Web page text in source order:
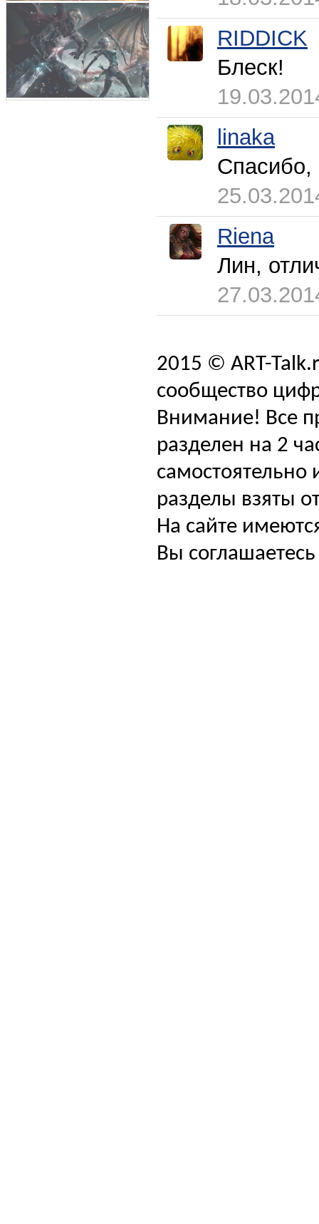
RIDDICK
Блеск!
linaka
Спасибо,
Riena
Лин,
2015 © ART-
сообщество
Внимание! Все
разделен на 2
самостоятельно
разделы взяты
На сайте
Вы